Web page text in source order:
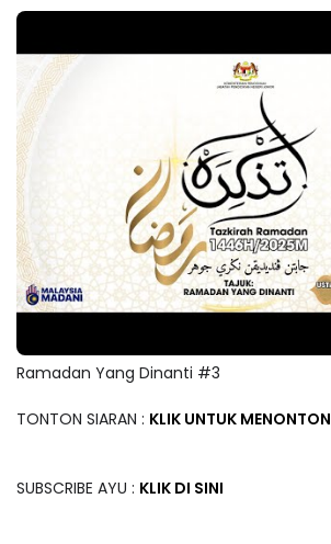
Ramadan Yang Dinanti #3
TONTON SIARAN : KLIK UNTUK MENONTON
SUBSCRIBE AYU : KLIK DI SINI